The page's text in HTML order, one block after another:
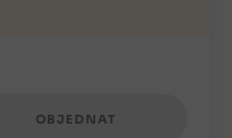
OBJEDNAT